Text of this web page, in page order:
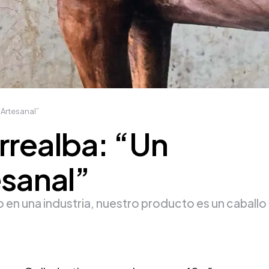
“Un
una industria, nuestro producto es un caballo